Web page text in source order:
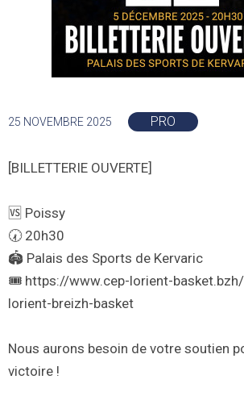
25 NOVEMBRE 2025 PRO
[BILLETTERIE OUVERTE]
🆚 Poissy
🕢 20h30
🏟️ Palais des Sports de Kervaric
🎟 https://www.cep-lorient-
lorient-breizh-basket
Nous aurons besoin de votre soutien
victoire !